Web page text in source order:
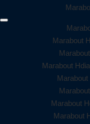
Marabout
Marabout
Marabout
Marabout
Marabout